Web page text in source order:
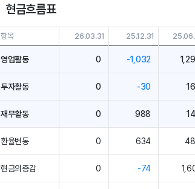
현금흐름표
항목 26.03.31 25.12.31
영업활동 0 -1,032
투자활동 0 -30
재무활동 0 988
환율변동 0 634
현금의증감 0 -74